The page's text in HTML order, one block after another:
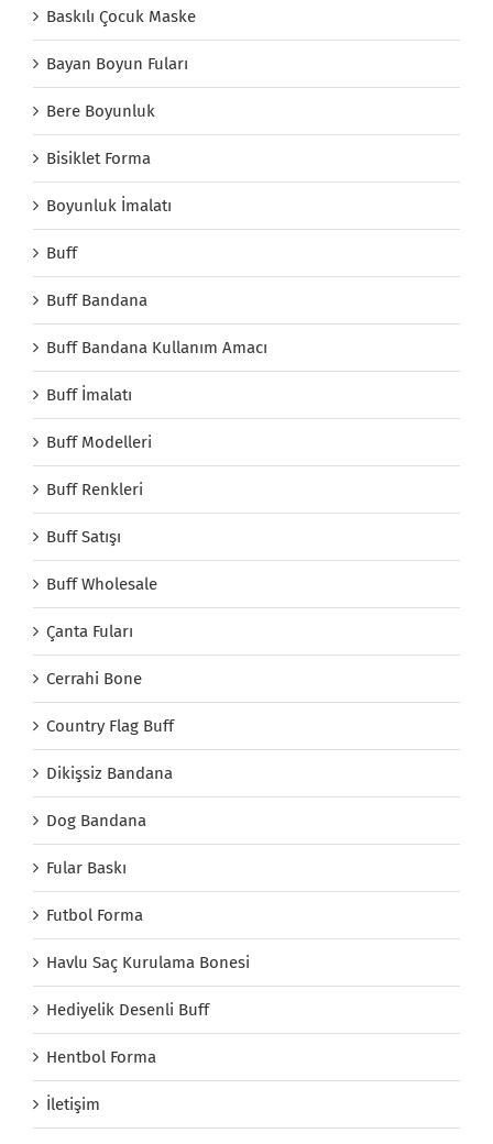
Baskılı Çocuk Maske
Bayan Boyun Fuları
Bere Boyunluk
Bisiklet Forma
Boyunluk İmalatı
Buff
Buff Bandana
Buff Bandana Kullanım Amacı
Buff İmalatı
Buff Modelleri
Buff Renkleri
Buff Satışı
Buff Wholesale
Çanta Fuları
Cerrahi Bone
Country Flag Buff
Dikişsiz Bandana
Dog Bandana
Fular Baskı
Futbol Forma
Havlu Saç Kurulama Bonesi
Hediyelik Desenli Buff
Hentbol Forma
İletişim